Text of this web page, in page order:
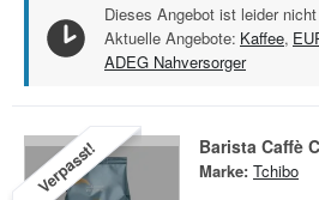
Dieses Angebot ist leider
Aktuelle Angebote: Kaffee,
ADEG Nahversorger
Verpasst! Barista Caffè
Marke: Tchibo